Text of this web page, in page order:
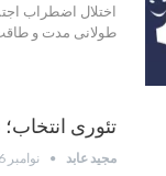
اختلال اضطراب
طولانی مدت و
تئوری انتخاب؛
مجید عابد نوامبر 16, 2022